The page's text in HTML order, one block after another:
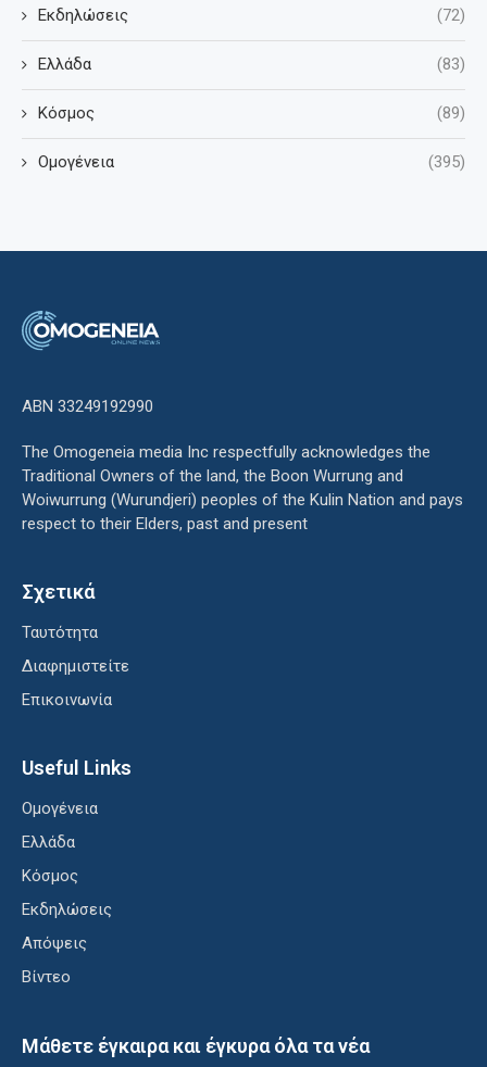
Εκδηλώσεις (72)
Ελλάδα (83)
Κόσμος (89)
Ομογένεια (395)
ΑΒΝ 33249192990
The Omogeneia media Inc respectfully acknowledges the
Traditional Owners of the land, the Boon Wurrung and
Woiwurrung (Wurundjeri) peoples of the Kulin Nation and pays
respect to their Elders, past and present
Σχετικά
Ταυτότητα
Διαφημιστείτε
Επικοινωνία
Useful Links
Ομογένεια
Ελλάδα
Κόσμος
Εκδηλώσεις
Απόψεις
Βίντεο
Μάθετε έγκαιρα και έγκυρα όλα τα νέα